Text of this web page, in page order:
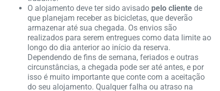
O alojamento deve ter sido avisado pelo cliente de
que planejam receber as bicicletas, que deverão
armazenar até sua chegada. Os envios são
realizados para serem entregues como data limite ao
longo do dia anterior ao início da reserva.
Dependendo de fins de semana, feriados e outras
circunstâncias, a chegada pode ser até antes, e por
isso é muito importante que conte com a aceitação
do seu alojamento. Qualquer falha ou atraso na